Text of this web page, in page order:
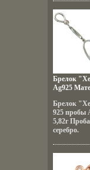
Брелок
Ag925
Брелок
925 пробы
5,82г
серебро.